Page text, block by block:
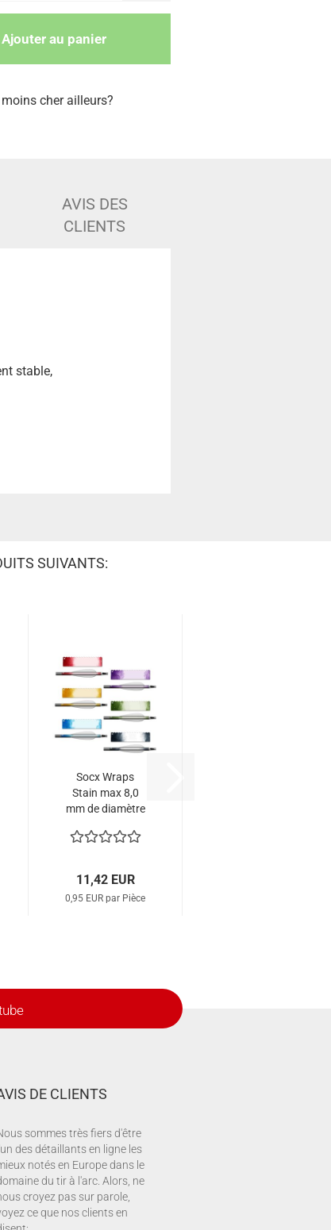
Ajouter au panier
cher ailleurs?
AVIS DES
CLIENTS
stable,
SUIVANTS:
Socx Wraps
Stain max 8,0
mm de diamètre
11,42 EUR
0,95 EUR par Pièce
DE CLIENTS
sommes très fiers d'être
l'un des détaillants en ligne les
notés en Europe dans le
du tir à l'arc. Alors, ne
croyez pas sur parole,
ce que nos clients en